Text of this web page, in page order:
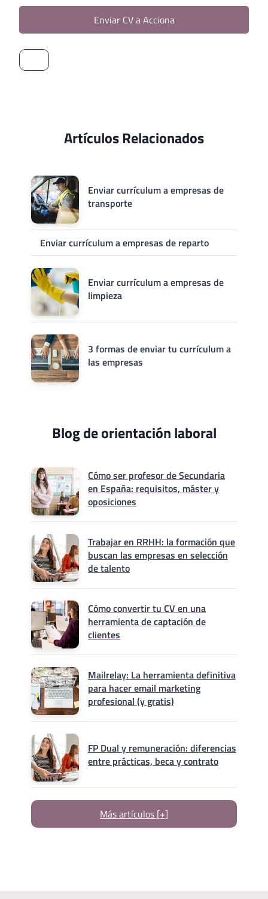
Enviar CV a Acciona
Artículos Relacionados
Enviar currículum a empresas de
transporte
Enviar currículum a empresas de reparto
Enviar currículum a empresas de
limpieza
3 formas de enviar tu currículum a
las empresas
Blog de orientación laboral
Cómo ser profesor de Secundaria
en España: requisitos, máster y
oposiciones
Trabajar en RRHH: la formación que
buscan las empresas en selección
de talento
Cómo convertir tu CV en una
herramienta de captación de
clientes
Mailrelay: La herramienta definitiva
para hacer email marketing
profesional (y gratis)
FP Dual y remuneración: diferencias
entre prácticas, beca y contrato
Más artículos [+]